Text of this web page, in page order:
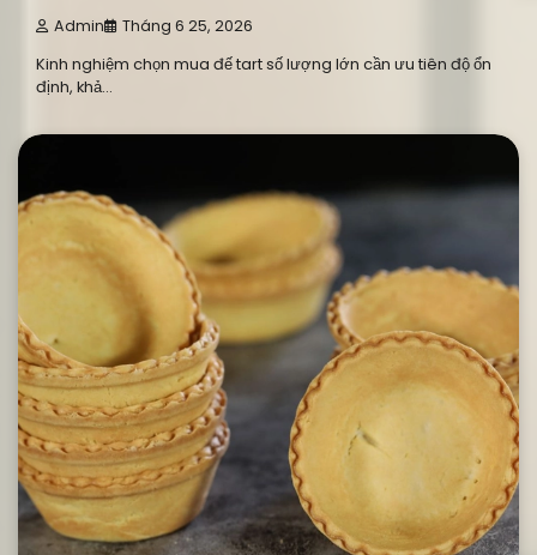
Admin Tháng 6 25, 2026
Kinh nghiệm chọn mua đế tart số lượng lớn cần ưu tiên độ ổn
định, khả…